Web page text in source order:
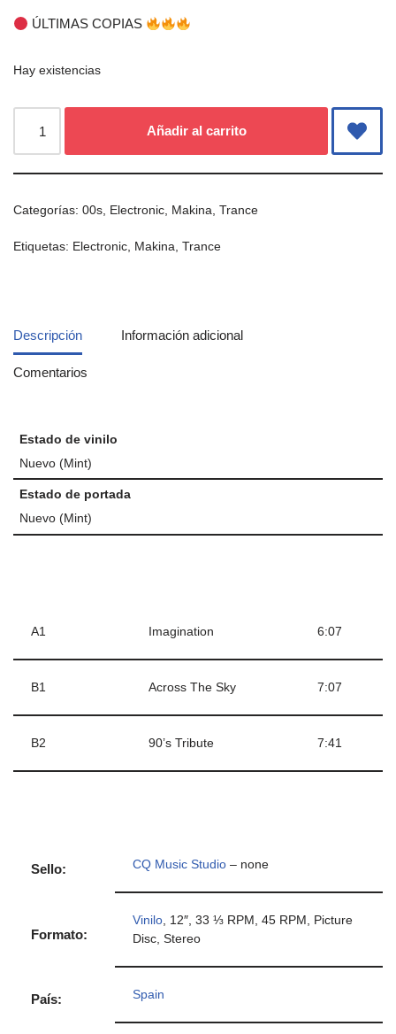
ÚLTIMAS COPIAS
Hay existencias
Añadir al carrito
Categorías: 00s, Electronic, Makina, Trance
Etiquetas: Electronic, Makina, Trance
Descripción Información adicional
Comentarios
Estado de vinilo
Nuevo (Mint)
Estado de portada
Nuevo (Mint)
A1 Imagination 6:07
B1 Across The Sky 7:07
B2 90’s Tribute 7:41
Sello: CQ Music Studio – none
Formato:
Vinilo, 12″, 33 ⅓ RPM, 45 RPM, Picture
Disc, Stereo
País: Spain